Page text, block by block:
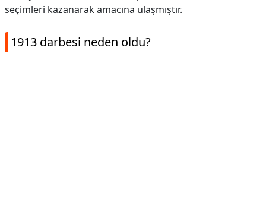
seçimleri kazanarak amacına ulaşmıştır.
1913 darbesi neden oldu?